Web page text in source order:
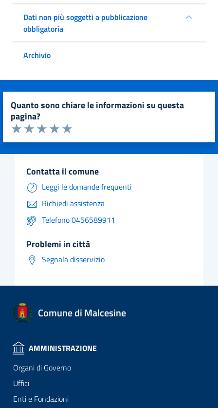
Dati non più soggetti a pubblicazione
obbligatoria
Archivio
quanto sono chiare le informazioni su questa
pagina?
Valuta da 1 a 5 stelle la pagina
Valuta 5 stelle su 5
Valuta 4 stelle su 5
Valuta 3 stelle su 5
Valuta 2 stelle su 5
Valuta 1 stelle su 5
contatta il comune
Leggi le domande frequenti
Richiedi assistenza
Telefono 0456589911
problemi in città
Segnala disservizio
Comune di Malcesine
AMMINISTRAZIONE
Organi di Governo
Uffici
Enti e Fondazioni